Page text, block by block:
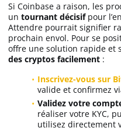
Si Coinbase a raison, les
un tournant décisifpour
Attendre pourrait signifier
prochain envol. Pour se
offre une solution rapide et
des cryptos facilement :
Inscrivez-vous sur
valide et confirmez
Validez votre
réaliser votre KYC,
utilisez directement